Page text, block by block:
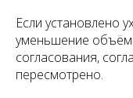
Если установлено
уменьшение
согласования,
пересмотрено.